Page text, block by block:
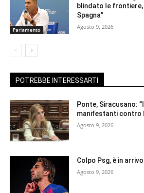
Parlamento
blindato le
Spagna”
Agosto 9, 2026
POTREBBE INTERESSARTI
Ponte, Siracusano:
manifestanti contro
Agosto 9, 2026
Colpo Psg, è in
Agosto 9, 2026